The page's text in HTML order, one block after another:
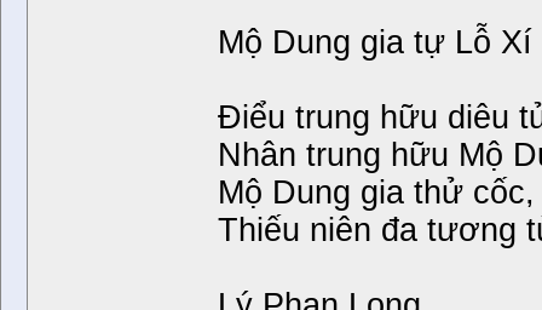
Mộ Dung gia tự Lỗ
Điểu trung hữu diêu
Nhân trung hữu Mộ
Mộ Dung gia thử cốc,
Thiếu niên đa tương